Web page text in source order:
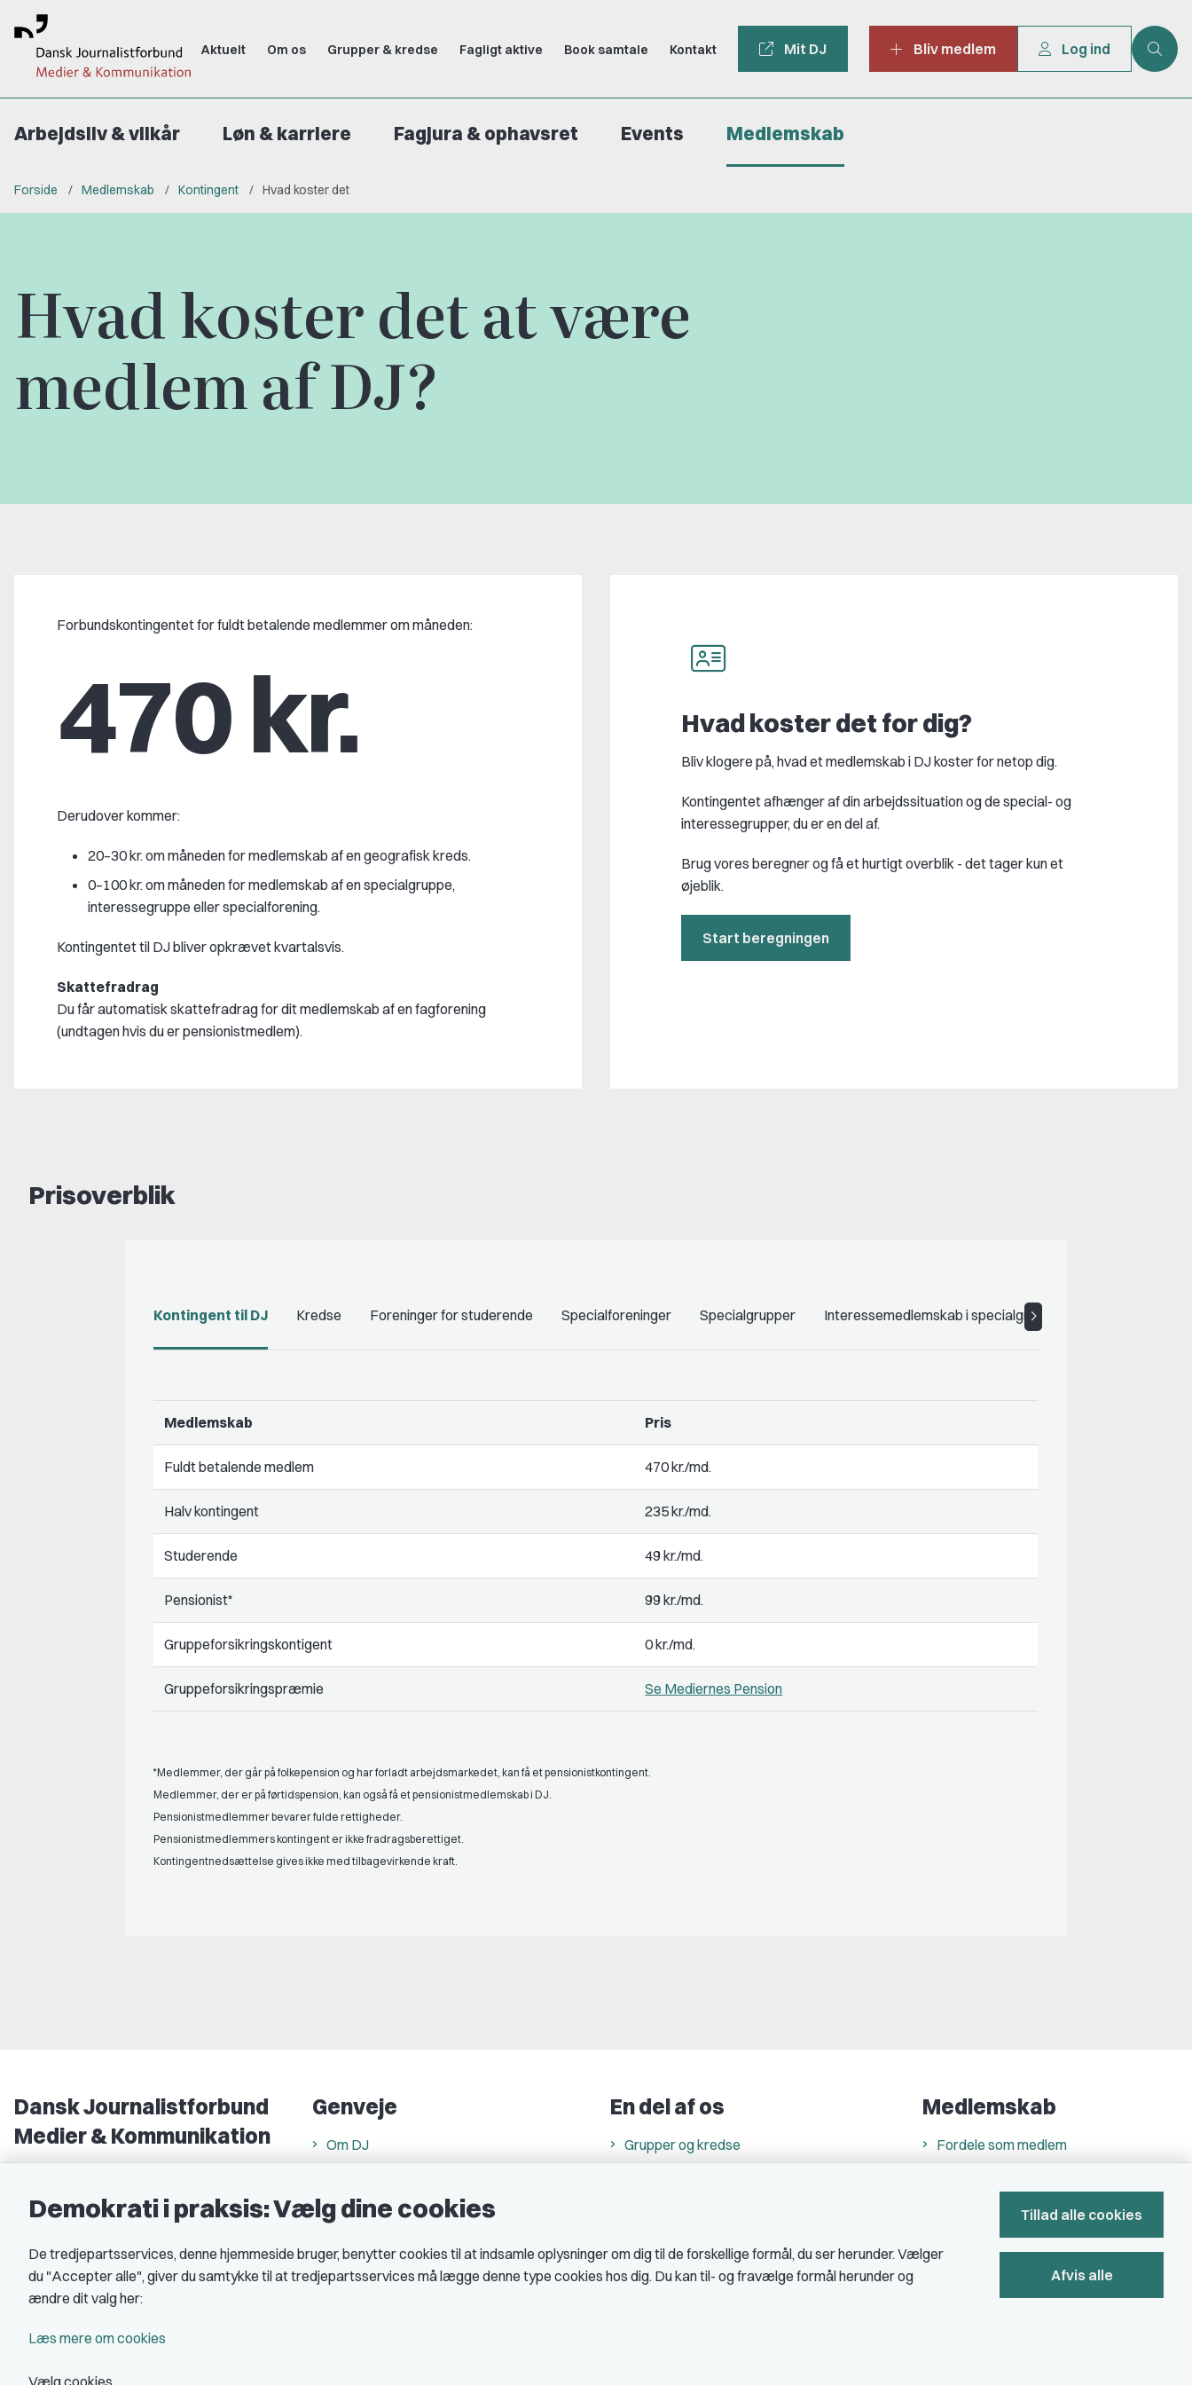
Aktuelt Om os Grupper & kredse Fagligt aktive Book samtale Kontakt Mit DJ Bliv medlem Log ind
Arbejdsliv & vilkår Løn & karriere Fagjura & ophavsret Events Medlemskab
Forside Medlemskab Kontingent Hvad koster det
Hvad koster det at være
medlem af DJ?
Forbundskontingentet for fuldt betalende medlemmer om måneden:
470 kr.
Derudover kommer:
20–30 kr. om måneden for medlemskab af en geografisk kreds.
0–100 kr. om måneden for medlemskab af en specialgruppe,
interessegruppe eller specialforening.
Kontingentet til DJ bliver opkrævet kvartalsvis.
Skattefradrag
Du får automatisk skattefradrag for dit medlemskab af en fagforening
(undtagen hvis du er pensionistmedlem).
Hvad koster det for dig?
Bliv klogere på, hvad et medlemskab i DJ koster for netop dig.
Kontingentet afhænger af din arbejdssituation og de special- og
interessegrupper, du er en del af.
Brug vores beregner og få et hurtigt overblik - det tager kun et
øjeblik.
Start beregningen
Prisoverblik
Kontingent til DJ Kredse Foreninger for studerende Specialforeninger Specialgrupper Interessemedlemskab i specialgrupper
Medlemskab Pris
Fuldt betalende medlem 470 kr./md.
Halv kontingent 235 kr./md.
Studerende 49 kr./md.
Pensionist* 99 kr./md.
Gruppeforsikringskontigent 0 kr./md.
Gruppeforsikringspræmie Se Mediernes Pension
*Medlemmer, der går på folkepension og har forladt arbejdsmarkedet, kan få et pensionistkontingent.
Medlemmer, der er på førtidspension, kan også få et pensionistmedlemskab i DJ.
Pensionistmedlemmer bevarer fulde rettigheder.
Pensionistmedlemmers kontingent er ikke fradragsberettiget.
Kontingentnedsættelse gives ikke med tilbagevirkende kraft.
Dansk Journalistforbund
Medier & Kommunikation
EAN nr.: 5790002490071
Kontakt DJ
Genveje
Om DJ
Find freelancer
Rettighedsmidler hos DJ
Åbnings- og telefontider
En del af os
Grupper og kredse
Medlemskab
Fordele som medlem
Bliv medlem
Demokrati i praksis: Vælg dine cookies
De tredjepartsservices, denne hjemmeside bruger, benytter cookies til at indsamle oplysninger om dig til de forskellige formål, du ser herunder. Vælger
du "Accepter alle", giver du samtykke til at tredjepartsservices må lægge denne type cookies hos dig. Du kan til- og fravælge formål herunder og
ændre dit valg her:
Læs mere om cookies
Vælg cookies
Tillad alle cookies
Afvis alle